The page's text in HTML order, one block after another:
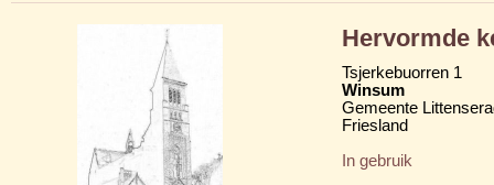
Hervormde
Tsjerkebuorren 1
Winsum
Gemeente
Friesland
In gebruik